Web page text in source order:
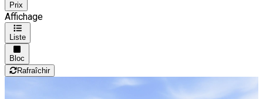
Prix
Affichage
Liste
Bloc
Rafraîchir